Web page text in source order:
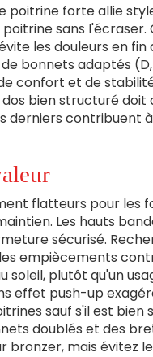
poitrine forte allie
sans
les douleurs en
bonnets adaptés
confort et de
bien structuré
derniers contribuent
flatteurs pour les
Les hauts
sécurisé.
empiècements
soleil, plutôt qu'un
effet push-up
sauf s'il est
doublés et des
mais évitez